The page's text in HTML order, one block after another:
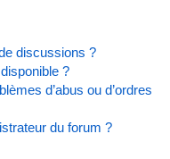
discussions ?
?
d’abus ou d’ordres
du forum ?